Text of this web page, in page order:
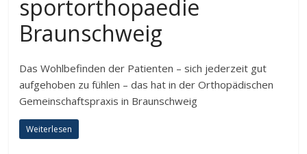
sportorthopaedie
Braunschweig
Das Wohlbefinden der Patienten – sich jederzeit gut
aufgehoben zu fühlen – das hat in der Orthopädischen
Gemeinschaftspraxis in Braunschweig
Weiterlesen